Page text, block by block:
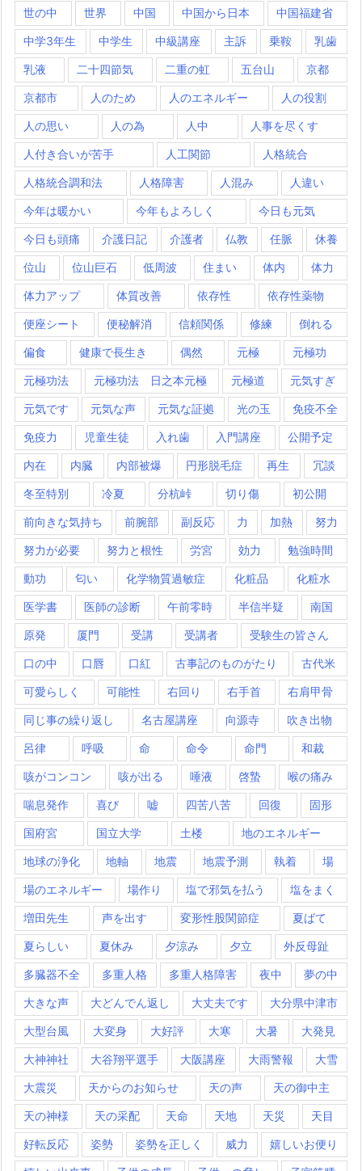
世の中 世界 中国 中国から日本 中国福建省
中学3年生 中学生 中級講座 主訴 乗鞍 乳歯
乳液 二十四節気 二重の虹 五台山 京都
京都市 人のため 人のエネルギー 人の役割
人の思い 人の為 人中 人事を尽くす
人付き合いが苦手 人工関節 人格統合
人格統合調和法 人格障害 人混み 人違い
今年は暖かい 今年もよろしく 今日も元気
今日も頭痛 介護日記 介護者 仏教 任脈 休養
位山 位山巨石 低周波 住まい 体内 体力
体力アップ 体質改善 依存性 依存性薬物
便座シート 便秘解消 信頼関係 修練 倒れる
偏食 健康で長生き 偶然 元極 元極功
元極功法 元極功法 日之本元極 元極道 元気すぎ
元気です 元気な声 元気な証拠 光の玉 免疫不全
免疫力 児童生徒 入れ歯 入門講座 公開予定
内在 内臓 内部被爆 円形脱毛症 再生 冗談
冬至特別 冷夏 分杭峠 切り傷 初公開
前向きな気持ち 前腕部 副反応 力 加熱 努力
努力が必要 努力と根性 労宮 効力 勉強時間
動功 匂い 化学物質過敏症 化粧品 化粧水
医学書 医師の診断 午前零時 半信半疑 南国
原発 厦門 受講 受講者 受験生の皆さん
口の中 口唇 口紅 古事記のものがたり 古代米
可愛らしく 可能性 右回り 右手首 右肩甲骨
同じ事の繰り返し 名古屋講座 向源寺 吹き出物
呂律 呼吸 命 命令 命門 和裁
咳がコンコン 咳が出る 唾液 啓蟄 喉の痛み
喘息発作 喜び 嘘 四苦八苦 回復 固形
国府宮 国立大学 土楼 地のエネルギー
地球の浄化 地軸 地震 地震予測 執着 場
場のエネルギー 場作り 塩で邪気を払う 塩をまく
増田先生 声を出す 変形性股関節症 夏ばて
夏らしい 夏休み 夕涼み 夕立 外反母趾
多臓器不全 多重人格 多重人格障害 夜中 夢の中
大きな声 大どんでん返し 大丈夫です 大分県中津市
大型台風 大変身 大好評 大寒 大暑 大発見
大神神社 大谷翔平選手 大阪講座 大雨警報 大雪
大震災 天からのお知らせ 天の声 天の御中主
天の神様 天の采配 天命 天地 天災 天目
好転反応 姿勢 姿勢を正しく 威力 嬉しいお便り